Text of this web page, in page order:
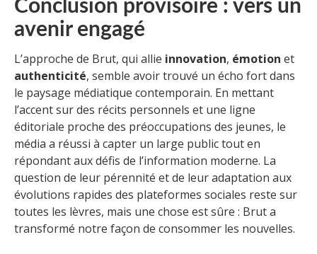
Conclusion provisoire : vers un
avenir engagé
L’approche de Brut, qui allie innovation, émotion et
authenticité, semble avoir trouvé un écho fort dans
le paysage médiatique contemporain. En mettant
l’accent sur des récits personnels et une ligne
éditoriale proche des préoccupations des jeunes, le
média a réussi à capter un large public tout en
répondant aux défis de l’information moderne. La
question de leur pérennité et de leur adaptation aux
évolutions rapides des plateformes sociales reste sur
toutes les lèvres, mais une chose est sûre : Brut a
transformé notre façon de consommer les nouvelles.